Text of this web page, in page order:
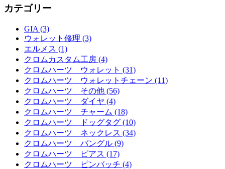
カテゴリー
GIA (3)
ウォレット修理 (3)
エルメス (1)
クロムカスタム工房 (4)
クロムハーツ ウォレット (31)
クロムハーツ ウォレットチェーン (11)
クロムハーツ その他 (56)
クロムハーツ ダイヤ (4)
クロムハーツ チャーム (18)
クロムハーツ ドッグタグ (10)
クロムハーツ ネックレス (34)
クロムハーツ バングル (9)
クロムハーツ ピアス (17)
クロムハーツ ピンバッチ (4)